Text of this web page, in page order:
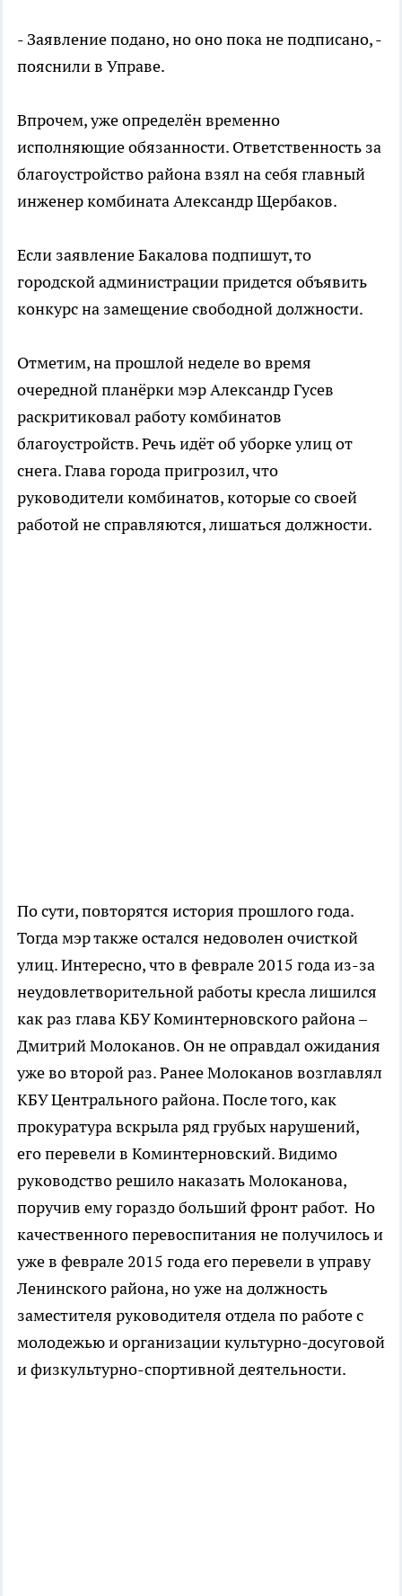
- Заявление подано, но оно пока не подписано, -
пояснили в Управе.
Впрочем, уже определён временно
исполняющие обязанности. Ответственность за
благоустройство района взял на себя главный
инженер комбината Александр Щербаков.
Если заявление Бакалова подпишут, то
городской администрации придется объявить
конкурс на замещение свободной должности.
Отметим, на прошлой неделе во время
очередной планёрки мэр Александр Гусев
раскритиковал работу комбинатов
благоустройств. Речь идёт об уборке улиц от
снега. Глава города пригрозил, что
руководители комбинатов, которые со своей
работой не справляются, лишаться должности.
По сути, повторятся история прошлого года.
Тогда мэр также остался недоволен очисткой
улиц. Интересно, что в феврале 2015 года из-за
неудовлетворительной работы кресла лишился
как раз глава КБУ Коминтерновского района –
Дмитрий Молоканов. Он не оправдал ожидания
уже во второй раз. Ранее Молоканов возглавлял
КБУ Центрального района. После того, как
прокуратура вскрыла ряд грубых нарушений,
его перевели в Коминтерновский. Видимо
руководство решило наказать Молоканова,
поручив ему гораздо больший фронт работ. Но
качественного перевоспитания не получилось и
уже в феврале 2015 года его перевели в управу
Ленинского района, но уже на должность
заместителя руководителя отдела по работе с
молодежью и организации культурно-досуговой
и физкультурно-спортивной деятельности.